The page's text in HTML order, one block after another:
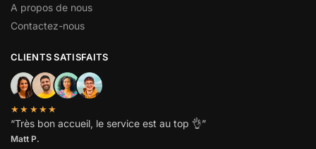
A propos de nous
Contactez-nous
CLIENTS SATISFAITS
★★★★★
“Très bon accueil, le service est au top 👌”
Matt P.